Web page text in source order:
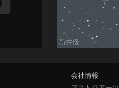
新井優
会社情報